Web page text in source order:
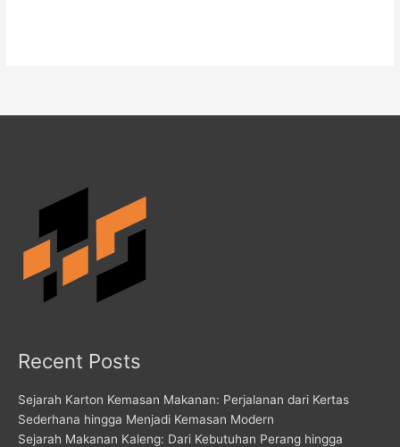
Recent Posts
Sejarah Karton Kemasan Makanan: Perjalanan dari Kertas
Sederhana hingga Menjadi Kemasan Modern
Sejarah Makanan Kaleng: Dari Kebutuhan Perang hingga